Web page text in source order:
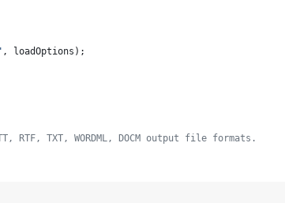
, loadOptions );
RTF, TXT, WORDML, DOCM output file formats.